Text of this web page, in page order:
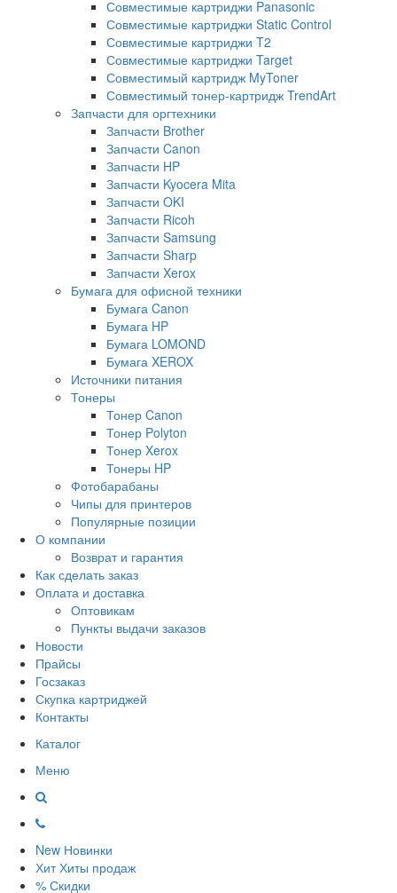
Совместимые картриджи Panasonic
Совместимые картриджи Static Control
Совместимые картриджи T2
Совместимые картриджи Target
Совместимый картридж MyToner
Совместимый тонер-картридж TrendArt
Запчасти для оргтехники
Запчасти Brother
Запчасти Canon
Запчасти HP
Запчасти Kyocera Mita
Запчасти OKI
Запчасти Ricoh
Запчасти Samsung
Запчасти Sharp
Запчасти Xerox
Бумага для офисной техники
Бумага Canon
Бумага HP
Бумага LOMOND
Бумага XEROX
Источники питания
Тонеры
Тонер Canon
Тонер Polyton
Тонер Xerox
Тонеры HP
Фотобарабаны
Чипы для принтеров
Популярные позиции
О компании
Возврат и гарантия
Как сделать заказ
Оплата и доставка
Оптовикам
Пункты выдачи заказов
Новости
Прайсы
Госзаказ
Скупка картриджей
Контакты
Каталог
Меню
New Новинки
Хит Хиты продаж
% Скидки